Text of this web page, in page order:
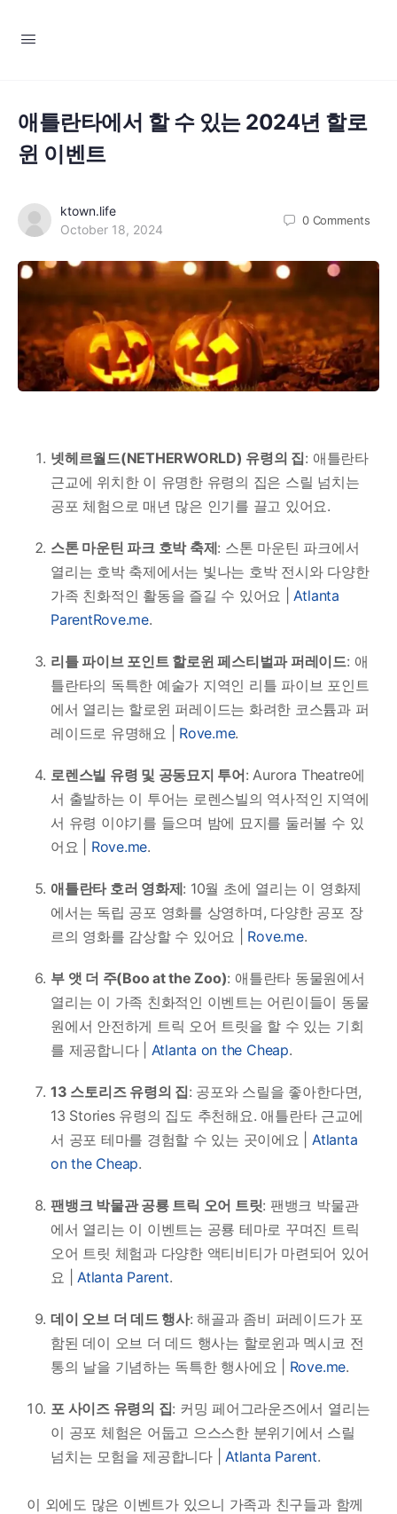
애틀란타에서 할 수 있는 2024년 할로
윈 이벤트
ktown.life
October 18, 2024
0 Comments
넷헤르월드(NETHERWORLD) 유령의 집: 애틀란타
근교에 위치한 이 유명한 유령의 집은 스릴 넘치는
공포 체험으로 매년 많은 인기를 끌고 있어요.
스톤 마운틴 파크 호박 축제: 스톤 마운틴 파크에서
열리는 호박 축제에서는 빛나는 호박 전시와 다양한
가족 친화적인 활동을 즐길 수 있어요 | Atlanta
ParentRove.me.
리틀 파이브 포인트 할로윈 페스티벌과 퍼레이드: 애
틀란타의 독특한 예술가 지역인 리틀 파이브 포인트
에서 열리는 할로윈 퍼레이드는 화려한 코스튬과 퍼
레이드로 유명해요 | Rove.me.
로렌스빌 유령 및 공동묘지 투어: Aurora Theatre에
서 출발하는 이 투어는 로렌스빌의 역사적인 지역에
서 유령 이야기를 들으며 밤에 묘지를 둘러볼 수 있
어요 | Rove.me.
애틀란타 호러 영화제: 10월 초에 열리는 이 영화제
에서는 독립 공포 영화를 상영하며, 다양한 공포 장
르의 영화를 감상할 수 있어요 | Rove.me.
부 앳 더 주(Boo at the Zoo): 애틀란타 동물원에서
열리는 이 가족 친화적인 이벤트는 어린이들이 동물
원에서 안전하게 트릭 오어 트릿을 할 수 있는 기회
를 제공합니다 | Atlanta on the Cheap.
13 스토리즈 유령의 집: 공포와 스릴을 좋아한다면,
13 Stories 유령의 집도 추천해요. 애틀란타 근교에
서 공포 테마를 경험할 수 있는 곳이에요 | Atlanta
on the Cheap.
팬뱅크 박물관 공룡 트릭 오어 트릿: 팬뱅크 박물관
에서 열리는 이 이벤트는 공룡 테마로 꾸며진 트릭
오어 트릿 체험과 다양한 액티비티가 마련되어 있어
요 | Atlanta Parent.
데이 오브 더 데드 행사: 해골과 좀비 퍼레이드가 포
함된 데이 오브 더 데드 행사는 할로윈과 멕시코 전
통의 날을 기념하는 독특한 행사에요 | Rove.me.
포 사이즈 유령의 집: 커밍 페어그라운즈에서 열리는
이 공포 체험은 어둡고 으스스한 분위기에서 스릴
넘치는 모험을 제공합니다 | Atlanta Parent.
이 외에도 많은 이벤트가 있으니 가족과 친구들과 함께